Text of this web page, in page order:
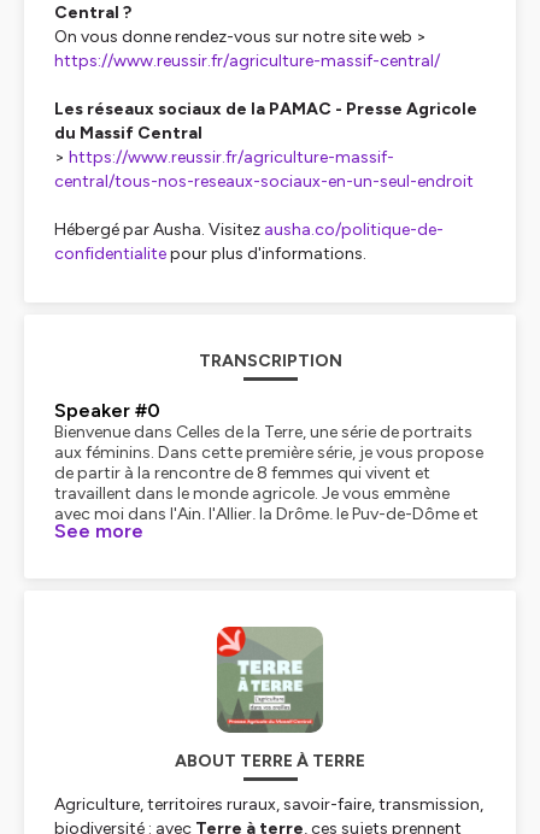
Central ?
On vous donne rendez-vous sur notre site web >
https://www.reussir.fr/agriculture-massif-central/
Les réseaux sociaux de la PAMAC - Presse Agricole
du Massif Central
> https://www.reussir.fr/agriculture-massif-
central/tous-nos-reseaux-sociaux-en-un-seul-endroit
Hébergé par Ausha. Visitez ausha.co/politique-de-
confidentialitepour plus d'informations.
TRANSCRIPTION
Speaker #0
Bienvenue dans Celles de la Terre, une série de portraits
aux féminins. Dans cette première série, je vous propose
de partir à la rencontre de 8 femmes qui vivent et
travaillent dans le monde agricole. Je vous emmène
avec moi dans l'Ain, l'Allier, la Drôme, le Puy-de-Dôme et
on ira aussi dans le Rhône. Ces femmes, aux profils
pourquoi elles se sentent à leur place. Parce qu'au-delà
des clichés, ces femmes trouvent dans ce métier
exigeant une vraie forme d'épanouissement. Alors que
vous soyez proche ou loin de ce monde, je vous invite à
tendre l'oreille. Partons ensemble au cœur de leurs
histoires. Celle de la terre. Épisode 3. Une ligérienne au
pays du Saint-Nectaire. Mélanie a 25 ans. C'est une
jeune fromagère qui n'a peur de rien. Originaire des pays
de la Loire. une région où le fromage n'est pas loin, elle a
grandi sur l'exploitation laitière de ses parents. A la base
See more
ABOUT TERRE À TERRE
Agriculture, territoires ruraux, savoir-faire, transmission,
biodiversité : avec Terre à terre, ces sujets prennent